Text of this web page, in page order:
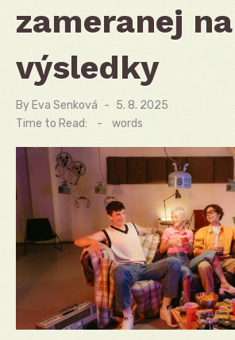
zameranej na
výsledky
By Eva Senková
Posted
on
5. 8. 2025
Time to Read:
- words